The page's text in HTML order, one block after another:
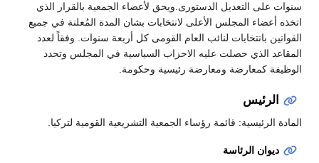
سنوات على التعديل الدستورى.ويحق لأعضاء الجمعية بالقرار الذي
اتخذه أعضاء المجلس الأعلى لانتخابات بشان المدة المُعلنة في جميع
القوانين بانتخابات لنائب العام القومى كل أربعة سنوات. وفقاً لعدد
المقاعد الذي حصلت عليه الاحزاب السياسية في المجلس وتحدد
الوظيفة كمعارضة ومعارضة رئيسية وحكومة.
الرئيس
المادة الرئيسية: قائمة رؤساء الجمعية التشريعية القومية لتركيا.
ديوان الرئاسة